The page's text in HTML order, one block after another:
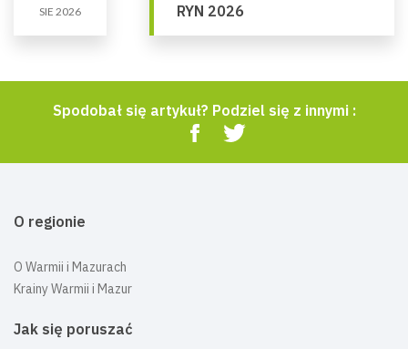
SIE 2026
RYN 2026
Spodobał się artykuł? Podziel się z innymi :
O regionie
O Warmii i Mazurach
Krainy Warmii i Mazur
Jak się poruszać